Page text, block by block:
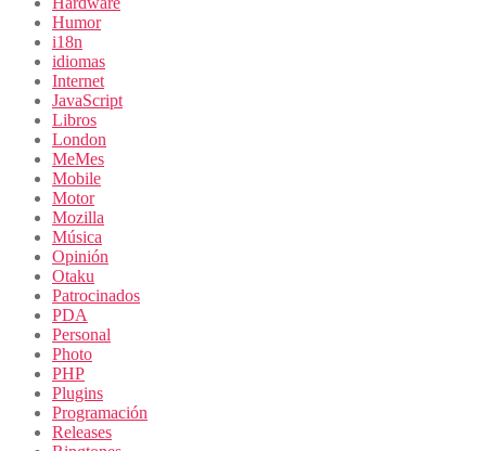
Humor
i18n
idiomas
Internet
JavaScript
Libros
London
MeMes
Mobile
Motor
Mozilla
Música
Opinión
Otaku
Patrocinados
PDA
Personal
Photo
PHP
Plugins
Programación
Releases